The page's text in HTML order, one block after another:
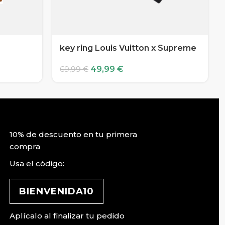
key ring Louis Vuitton x Supreme
69,99€ 49,99 €
10% de descuento en tu primera
compra
Usa el código:
BIENVENIDA10
Aplícalo al finalizar tu pedido